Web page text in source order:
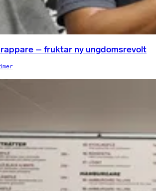
– fruktar ny ungdomsrevolt